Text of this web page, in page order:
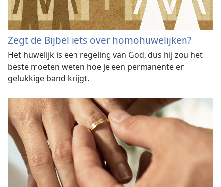
Zegt de Bijbel iets over homohuwelijken?
Het huwelijk is een regeling van God, dus hij zou het
beste moeten weten hoe je een permanente en
gelukkige band krijgt.